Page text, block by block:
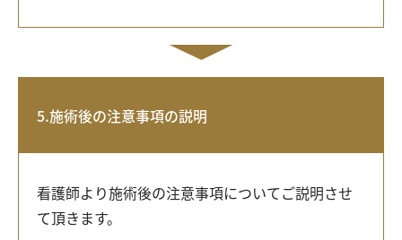
5.施術後の注意事項の説明
看護師より施術後の注意事項についてご説明させ
て頂きます。